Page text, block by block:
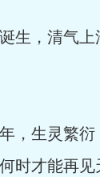
，清气上
生灵繁衍
才能再见